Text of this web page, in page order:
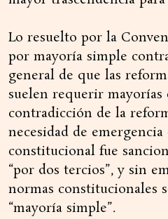
Lo resuelto por la
por mayoría simple
general de que las
suelen requerir mayorías
contradicción de la
necesidad de
constitucional fue
“por dos tercios”, y sin
normas constitucionales
“mayoría simple”.